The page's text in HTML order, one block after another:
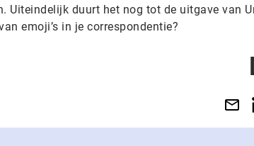
Uiteindelijk duurt het nog tot de uitgave van
emoji’s in je correspondentie?